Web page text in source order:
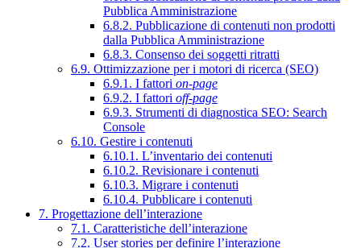
Pubblica Amministrazione
6.8.2. Pubblicazione di contenuti non prodotti
dalla Pubblica Amministrazione
6.8.3. Consenso dei soggetti ritratti
6.9. Ottimizzazione per i motori di ricerca (SEO)
6.9.1. I fattori on-page
6.9.2. I fattori off-page
6.9.3. Strumenti di diagnostica SEO: Search
Console
6.10. Gestire i contenuti
6.10.1. L’inventario dei contenuti
6.10.2. Revisionare i contenuti
6.10.3. Migrare i contenuti
6.10.4. Pubblicare i contenuti
7. Progettazione dell’interazione
7.1. Caratteristiche dell’interazione
7.2. User stories per definire l’interazione